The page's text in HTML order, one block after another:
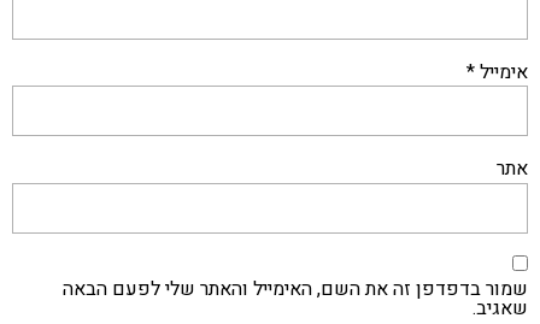
אימייל*
אתר
שמור בדפדפן זה את השם, האימייל והאתר שלי לפעם הבאה
שאגיב.